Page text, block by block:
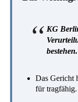
KG
bestehen.
Das Gericht
für tragfähig.